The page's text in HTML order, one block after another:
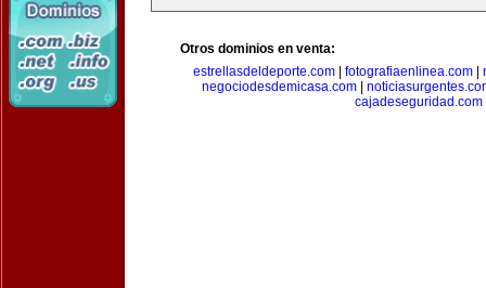
Otros dominios en venta:
estrellasdeldeporte.com
fotografiaenlinea.com
negociodesdemicasa.com
cajadeseguridad.com